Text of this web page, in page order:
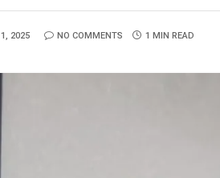
2025 NO COMMENTS 1 MIN READ